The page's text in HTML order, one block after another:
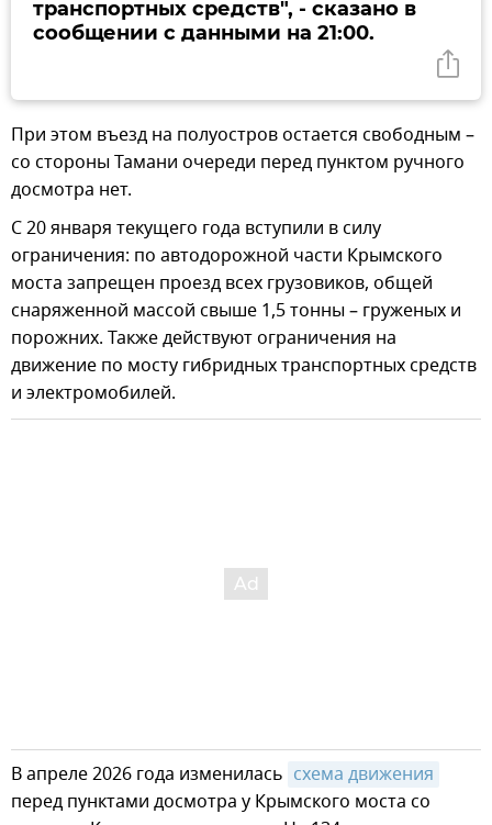
транспортных средств", - сказано в
сообщении с данными на 21:00.
При этом въезд на полуостров остается свободным –
со стороны Тамани очереди перед пунктом ручного
досмотра нет.
С 20 января текущего года вступили в силу
ограничения: по автодорожной части Крымского
моста запрещен проезд всех грузовиков, общей
снаряженной массой свыше 1,5 тонны – груженых и
порожних. Также действуют ограничения на
движение по мосту гибридных транспортных средств
и электромобилей.
В апреле 2026 года изменилась схема движения
перед пунктами досмотра у Крымского моста со